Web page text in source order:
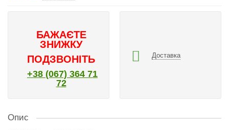
БАЖАЄТЕ
ЗНИЖКУ
ПОДЗВОНІТЬ
+38 (067) 364 71
72
Доставка
Опис